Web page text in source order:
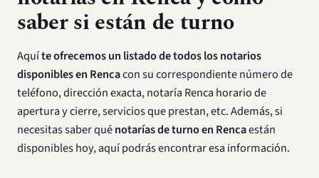
saber si están de turno
Aquíte ofrecemos un listado de todos los notarios
disponibles en Rencacon su correspondiente número de
teléfono, dirección exacta, notaría Renca horario de
apertura y cierre, servicios que prestan, etc. Además, si
necesitas saber quénotarías de turno en Rencaestán
disponibles hoy, aquí podrás encontrar esa información.